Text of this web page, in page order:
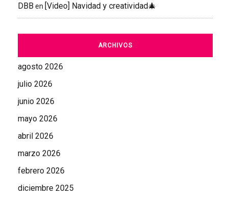
DBB en [Video] Navidad y creatividad🎄
ARCHIVOS
agosto 2026
julio 2026
junio 2026
mayo 2026
abril 2026
marzo 2026
febrero 2026
diciembre 2025